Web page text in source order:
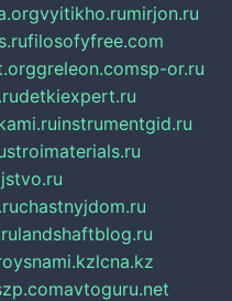
vyitikho.rumirjon.ru
filosofyfree.com
greleon.comsp-or.ru
detkiexpert.ru
instrumentgid.ru
stroimaterials.ru
chastnyjdom.ru
landshaftblog.ru
lcna.kz
avtoguru.net